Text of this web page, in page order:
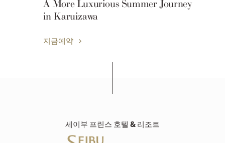
A More Luxurious Summer Journey
in Karuizawa
지금예약
세이부 프린스 호텔 & 리조트